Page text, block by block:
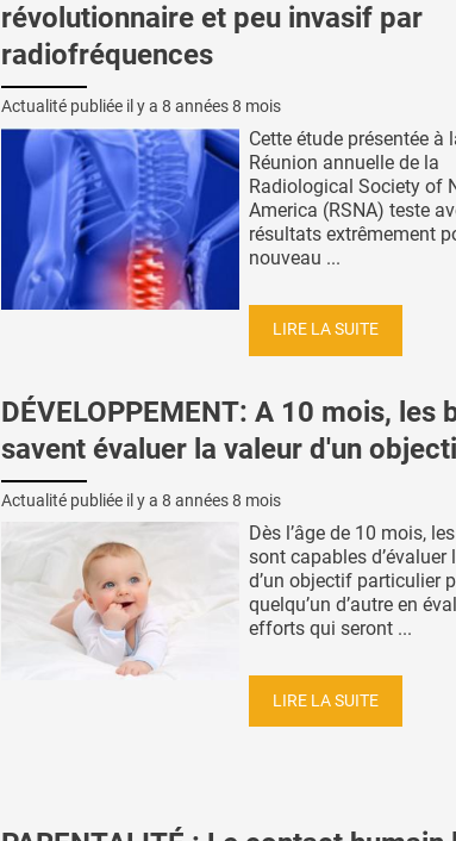
révolutionnaire et peu invasif par
radiofréquences
Actualité publiée il y a 8 années 8 mois
Cette étude présentée à
Réunion annuelle de la
Radiological Society of
America (RSNA) teste
résultats extrêmement
nouveau ...
LIRE LA SUITE
DÉVELOPPEMENT: A 10 mois, les
savent évaluer la valeur d'un
Actualité publiée il y a 8 années 8 mois
Dès l’âge de 10 mois,
sont capables d’évaluer
d’un objectif particulier
quelqu’un d’autre en
efforts qui seront ...
LIRE LA SUITE